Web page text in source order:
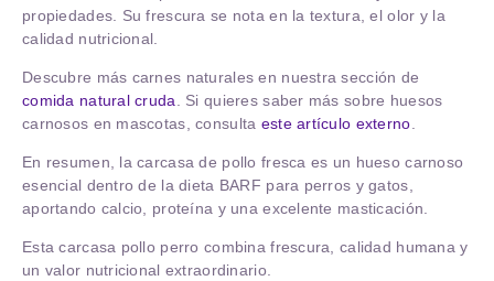
propiedades. Su frescura se nota en la textura, el olor y la
calidad nutricional.
Descubre más carnes naturales en nuestra sección de
comida natural cruda. Si quieres saber más sobre huesos
carnosos en mascotas, consulta este artículo externo.
En resumen, la carcasa de pollo fresca es un hueso carnoso
esencial dentro de la dieta BARF para perros y gatos,
aportando calcio, proteína y una excelente masticación.
Estacarcasa pollo perro combina frescura, calidad humana y
un valor nutricional extraordinario.